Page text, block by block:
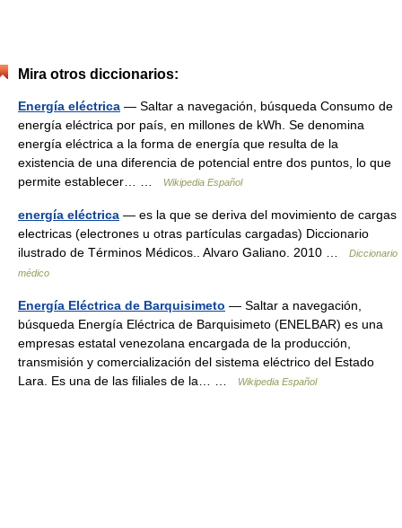
Mira otros diccionarios:
Energía eléctrica — Saltar a navegación, búsqueda Consumo de
energía eléctrica por país, en millones de kWh. Se denomina
energía eléctrica a la forma de energía que resulta de la
existencia de una diferencia de potencial entre dos puntos, lo que
permite establecer… …
Wikipedia Español
energía eléctrica — es la que se deriva del movimiento de cargas
electricas (electrones u otras partículas cargadas) Diccionario
ilustrado de Términos Médicos.. Alvaro Galiano. 2010 …
Diccionario
médico
Energía Eléctrica de Barquisimeto — Saltar a navegación,
búsqueda Energía Eléctrica de Barquisimeto (ENELBAR) es una
empresas estatal venezolana encargada de la producción,
transmisión y comercialización del sistema eléctrico del Estado
Lara. Es una de las filiales de la… …
Wikipedia Español